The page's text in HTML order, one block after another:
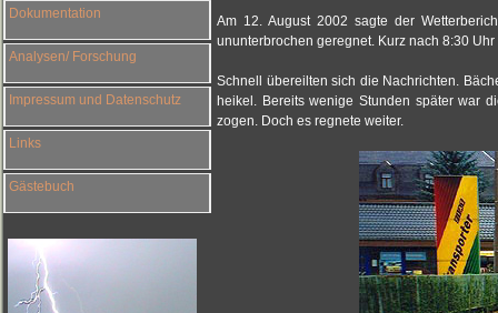
Dokumentation
Analysen/ Forschung
Impressum und Datenschutz
Links
Gästebuch
Am 12. August 2002 sagte der
ununterbrochen geregnet. Kurz nach 8:30
Schnell übereilten sich die Nachrichten.
heikel. Bereits wenige Stunden später war
zogen. Doch es regnete weiter.